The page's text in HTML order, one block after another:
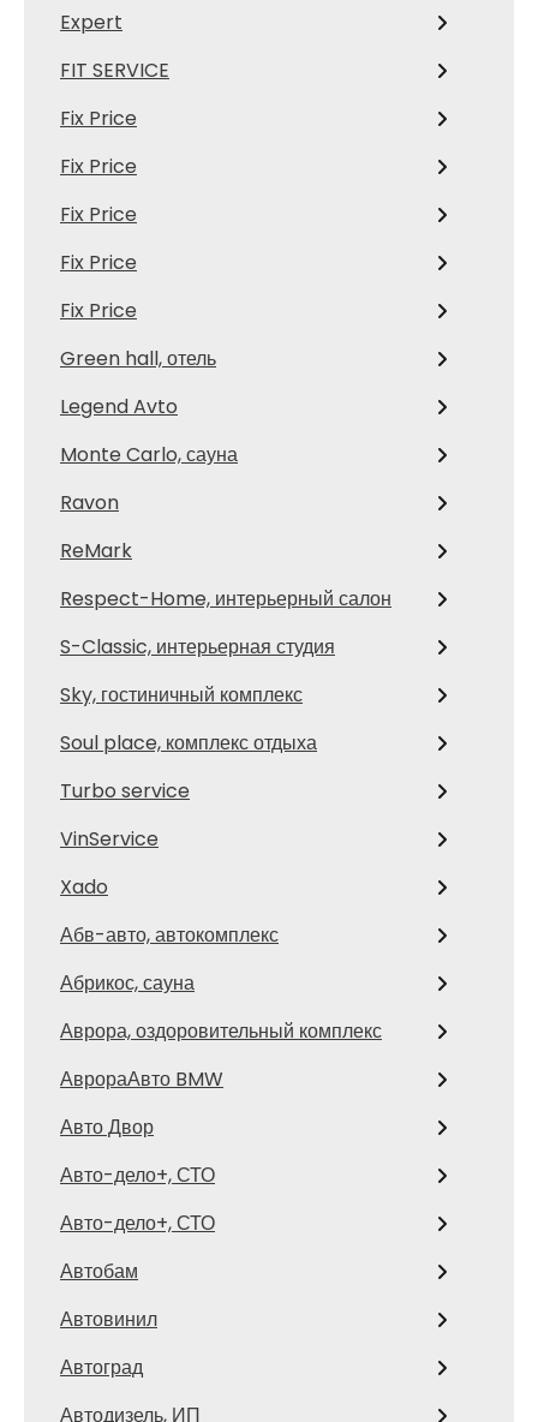
Expert
FIT SERVICE
Fix Price
Fix Price
Fix Price
Fix Price
Fix Price
Green hall, отель
Legend Avto
Monte Carlo, сауна
Ravon
ReMark
Respect-Home, интерьерный салон
S-Classic, интерьерная студия
Sky, гостиничный комплекс
Soul place, комплекс отдыха
Turbo service
VinService
Xado
Абв-авто, автокомплекс
Абрикос, сауна
Аврора, оздоровительный комплекс
АврораАвто BMW
Авто Двор
Авто-дело+, СТО
Авто-дело+, СТО
Автобам
Автовинил
Автоград
Автодизель, ИП